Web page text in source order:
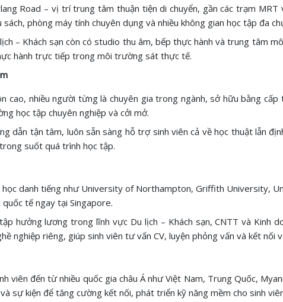
Road – vị trí trung tâm thuận tiện di chuyển, gần các trạm
phòng máy tính chuyên dụng và nhiều không gian học tập đa
– Khách sạn còn có studio thu âm, bếp thực hành và trung tâm
hành trực tiếp trong môi trường sát thực tế.
nhiều người từng là chuyên gia trong ngành, sở hữu bằng cấp
học tập chuyên nghiệp và cởi mở.
dẫn tận tâm, luôn sẵn sàng hỗ trợ sinh viên cả về học thuật lẫn
suốt quá trình học tập.
danh tiếng như University of Northampton, Griffith University,
tế ngay tại Singapore.
hưởng lương trong lĩnh vực Du lịch – Khách sạn, CNTT và Kinh
nghiệp riêng, giúp sinh viên tư vấn CV, luyện phỏng vấn và kết nối
viên đến từ nhiều quốc gia châu Á như Việt Nam, Trung Quốc,
sự kiện để tăng cường kết nối, phát triển kỹ năng mềm cho sinh